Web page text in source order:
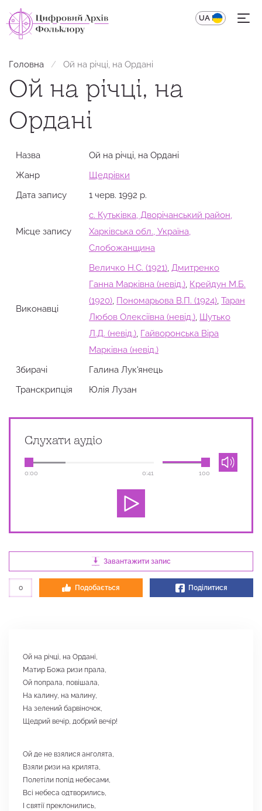
UA EN
Головна Ой на річці, на Ордані
Ой на річці, на
Ордані
Назва
Ой на річці, на Ордані
Жанр
Щедрівки
Дата запису
1 черв. 1992 р.
Місце запису
с. Кутьківка, Дворічанський район,
Харківська обл., Україна,
Слобожанщина
Виконавці
Величко Н.С. (1921) Дмитренко
Ганна Марківна (невід.) Крейдун М.Б.
(1920) Пономарьова В.П. (1924) ,Таран
Любов Олексіївна (невід.) Шутько
Л.Д. (невід.) Гайворонська Віра
Марківна (невід.)
Збирачi
Галина Лук'янець
Транскрипція
Юлія Лузан
Слухати аудіо
0:00 0:41 100
Завантажити запис
0 Подобається Поділитися
Ой на річці, на Ордані,
Матир Божа ризи прала,
Ой попрала, повішала,
На калину, на малину,
На зелений барвіночок,
Щедрий вечір, добрий вечір!
Ой де не взялися анголята,
Взяли ризи на крилята,
Полетіли попід небесами,
Всі небеса одтворились,
І святії преклонились,